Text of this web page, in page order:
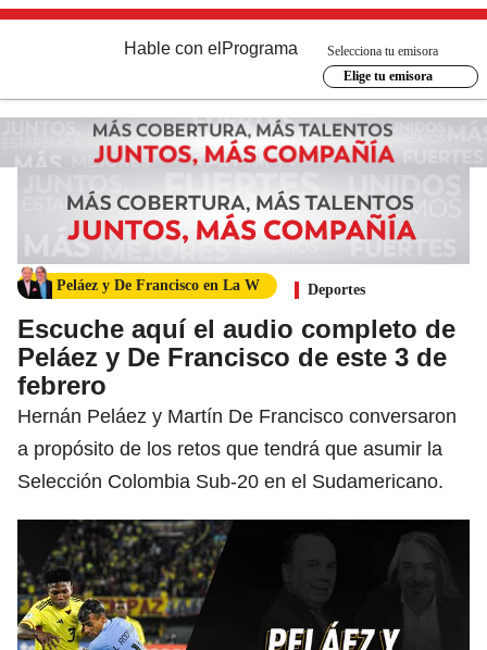
Hable con el Programa
Selecciona tu emisora
Elige tu emisora
Peláez y De Francisco en La W Deportes
Escuche aquí el audio completo de
Peláez y De Francisco de este 3 de
febrero
Hernán Peláez y Martín De Francisco conversaron
a propósito de los retos que tendrá que asumir la
Selección Colombia Sub-20 en el Sudamericano.